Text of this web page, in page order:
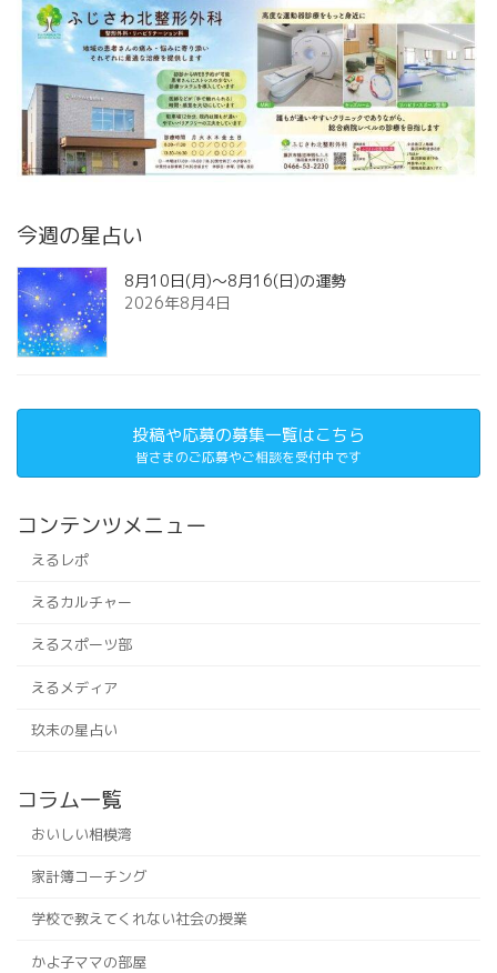
今週の星占い
8月10日(月)～8月16(日)の運勢
2026年8月4日
投稿や応募の募集一覧はこちら
皆さまのご応募やご相談を受付中です
コンテンツメニュー
えるレポ
えるカルチャー
えるスポーツ部
えるメディア
玖未の星占い
コラム一覧
おいしい相模湾
家計簿コーチング
学校で教えてくれない社会の授業
かよ子ママの部屋